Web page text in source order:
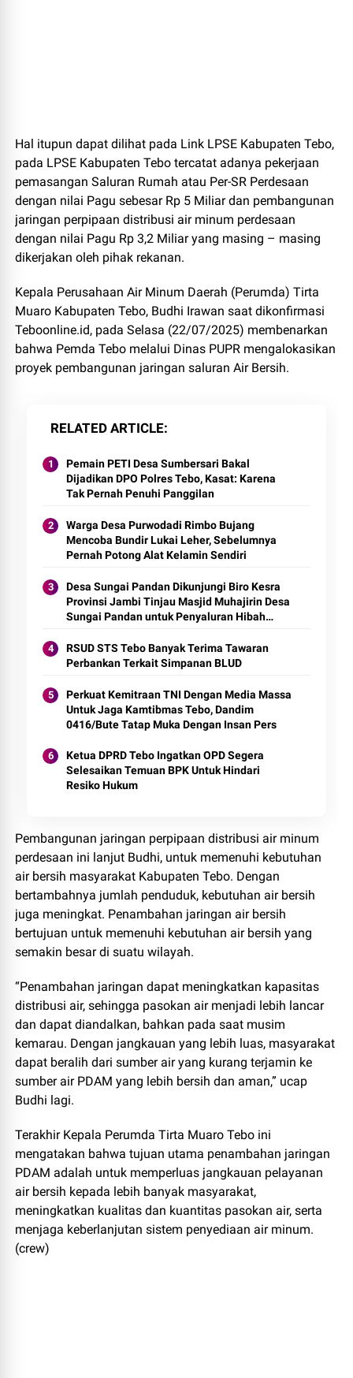
Hal itupun dapat dilihat pada Link LPSE Kabupaten Tebo,
pada LPSE Kabupaten Tebo tercatat adanya pekerjaan
pemasangan Saluran Rumah atau Per-SR Perdesaan
dengan nilai Pagu sebesar Rp 5 Miliar dan pembangunan
jaringan perpipaan distribusi air minum perdesaan
dengan nilai Pagu Rp 3,2 Miliar yang masing – masing
dikerjakan oleh pihak rekanan.
Kepala Perusahaan Air Minum Daerah (Perumda) Tirta
Muaro Kabupaten Tebo, Budhi Irawan saat dikonfirmasi
Teboonline.id, pada Selasa (22/07/2025) membenarkan
bahwa Pemda Tebo melalui Dinas PUPR mengalokasikan
proyek pembangunan jaringan saluran Air Bersih.
RELATED ARTICLE
Pemain PETI Desa Sumbersari Bakal
Dijadikan DPO Polres Tebo, Kasat: Karena
Tak Pernah Penuhi Panggilan
Warga Desa Purwodadi Rimbo Bujang
Mencoba Bundir Lukai Leher, Sebelumnya
Pernah Potong Alat Kelamin Sendiri
Desa Sungai Pandan Dikunjungi Biro Kesra
Provinsi Jambi Tinjau Masjid Muhajirin Desa
Sungai Pandan untuk Penyaluran Hibah
RSUD STS Tebo Banyak Terima Tawaran
Perbankan Terkait Simpanan BLUD
Perkuat Kemitraan TNI Dengan Media Massa
Untuk Jaga Kamtibmas Tebo, Dandim
0416/Bute Tatap Muka Dengan Insan Pers
Ketua DPRD Tebo Ingatkan OPD Segera
Selesaikan Temuan BPK Untuk Hindari
Resiko Hukum
Pembangunan jaringan perpipaan distribusi air minum
perdesaan ini lanjut Budhi, untuk memenuhi kebutuhan
air bersih masyarakat Kabupaten Tebo. Dengan
bertambahnya jumlah penduduk, kebutuhan air bersih
juga meningkat. Penambahan jaringan air bersih
bertujuan untuk memenuhi kebutuhan air bersih yang
semakin besar di suatu wilayah.
“Penambahan jaringan dapat meningkatkan kapasitas
distribusi air, sehingga pasokan air menjadi lebih lancar
dan dapat diandalkan, bahkan pada saat musim
kemarau. Dengan jangkauan yang lebih luas, masyarakat
dapat beralih dari sumber air yang kurang terjamin ke
sumber air PDAM yang lebih bersih dan aman,” ucap
Budhi lagi.
Terakhir Kepala Perumda Tirta Muaro Tebo ini
mengatakan bahwa tujuan utama penambahan jaringan
PDAM adalah untuk memperluas jangkauan pelayanan
air bersih kepada lebih banyak masyarakat,
meningkatkan kualitas dan kuantitas pasokan air, serta
menjaga keberlanjutan sistem penyediaan air minum.
(crew)